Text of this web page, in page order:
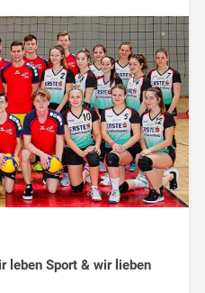
leben Sport & wir lieben